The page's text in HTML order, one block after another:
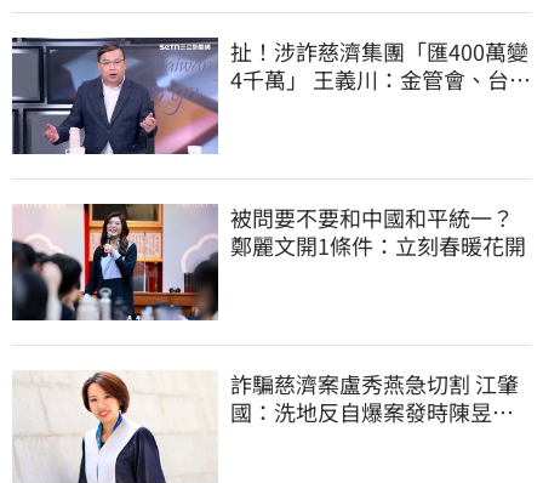
扯！涉詐慈濟集團「匯400萬變
4千萬」 王義川：金管會、台銀
被問要不要和中國和平統一？
鄭麗文開1條件：立刻春暖花開
詐騙慈濟案盧秀燕急切割 江肇
國：洗地反自爆案發時陳昱瑄